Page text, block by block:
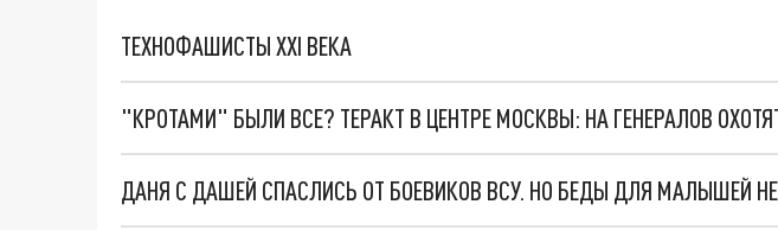
ТЕХНОФАШИСТЫ XXI ВЕКА
"КРОТАМИ" БЫЛИ ВСЕ? ТЕРАКТ В ЦЕНТРЕ МОСКВЫ: НА ГЕНЕРАЛОВ
ДАНЯ С ДАШЕЙ СПАСЛИСЬ ОТ БОЕВИКОВ ВСУ. НО БЕДЫ ДЛЯ МАЛЫШЕЙ